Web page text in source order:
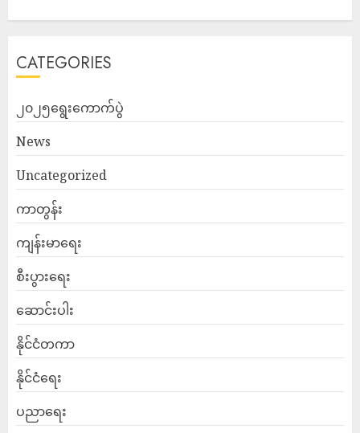
CATEGORIES
၂၀၂၅ရွေးကောက်ပွဲ
News
Uncategorized
ကာတွန်း
ကျန်းမာရေး
စီးပွားရေး
ဆောင်းပါး
နိုင်ငံတကာ
နိုင်ငံရေး
ပညာရေး